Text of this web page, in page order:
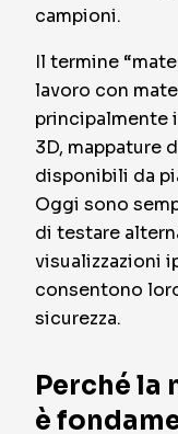
campioni.
Il termine
lavoro con
principalmente
3D, mappature
disponibili da
Oggi sono
di testare
visualizzazioni
consentono
sicurezza.
Perché
è